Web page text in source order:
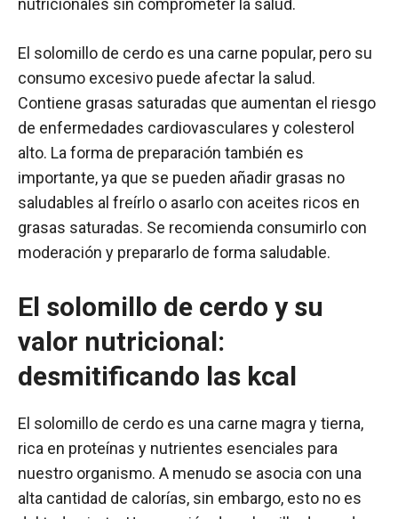
El solomillo de cerdo es una carne popular, pero su
consumo excesivo puede afectar la salud.
Contiene grasas saturadas que aumentan el riesgo
de enfermedades cardiovasculares y colesterol
alto. La forma de preparación también es
importante, ya que se pueden añadir grasas no
saludables al freírlo o asarlo con aceites ricos en
grasas saturadas. Se recomienda consumirlo con
moderación y prepararlo de forma saludable.
El solomillo de cerdo y su
valor nutricional:
desmitificando las kcal
El solomillo de cerdo es una carne magra y tierna,
rica en proteínas y nutrientes esenciales para
nuestro organismo. A menudo se asocia con una
alta cantidad de calorías, sin embargo, esto no es